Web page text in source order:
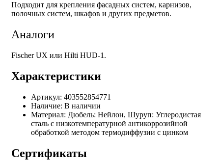
Подходит для крепления фасадных систем, карнизов,
полочных систем, шкафов и других предметов.
Аналоги
Fischer UX или Hilti HUD-1.
Характеристики
Артикул: 403552854771
Наличие: В наличии
Материал: Дюбель: Нейлон, Шуруп: Углеродистая
сталь с низкотемпературной антикоррозийной
обработкой методом термодиффузии с цинком
Сертификаты